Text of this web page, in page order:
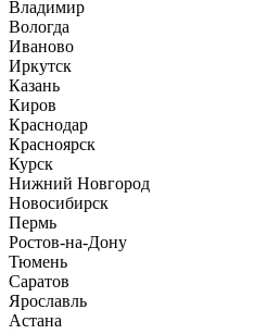
Владимир
Вологда
Иваново
Иркутск
Казань
Киров
Краснодар
Красноярск
Курск
Нижний Новгород
Новосибирск
Пермь
Ростов-на-Дону
Тюмень
Саратов
Ярославль
Астана